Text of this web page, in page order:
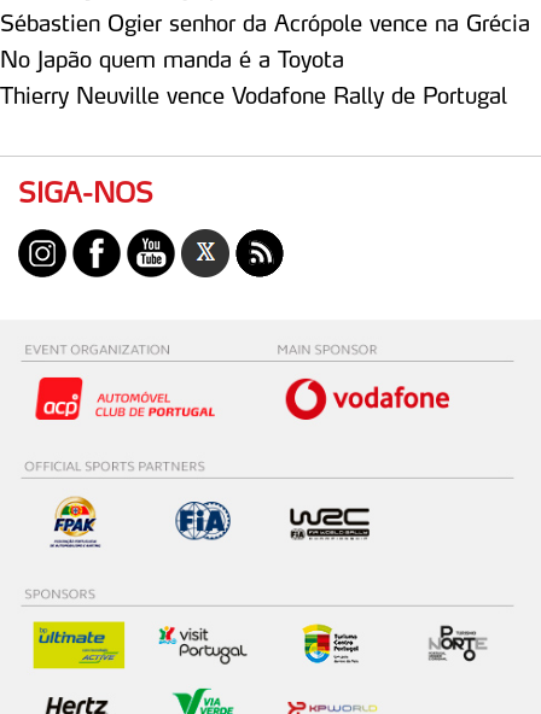
necessário no contexto dos serviços a prestar.
Realçamos que o bloqueio de certo tipo de Cookies e
tecnologias similares pode ter impacto na sua
Consulte a política de cookies do site.
Sébastien Ogier senhor da Acrópole vence na Grécia
No Japão quem manda é a Toyota
Thierry Neuville vence Vodafone Rally de Portugal
SIGA-NOS